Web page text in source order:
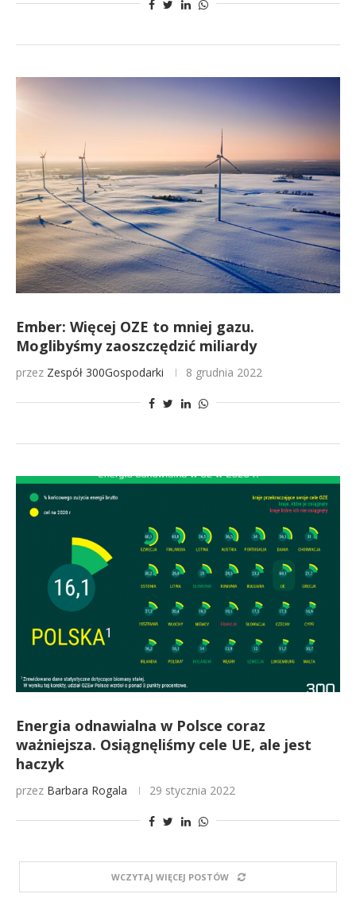
Ember: Więcej OZE to mniej gazu.
Moglibyśmy zaoszczędzić miliardy
przez Zespół 300Gospodarki 8 grudnia 2022
Energia odnawialna w Polsce coraz
ważniejsza. Osiągnęliśmy cele UE, ale jest
haczyk
przez Barbara Rogala 29 stycznia 2022
WCZYTAJ WIĘCEJ POSTÓW